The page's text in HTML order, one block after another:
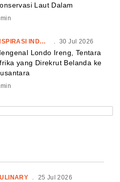
Laut Dalam
min
INSPIRASI INDONESIA . 30 Jul 2026
Londo Ireng, Tentara
yang Direkrut Belanda ke
min
. 25 Jul 2026